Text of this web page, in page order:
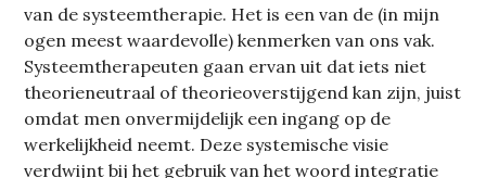
van de systeemtherapie. Het is een van de (in mijn
ogen meest waardevolle) kenmerken van ons vak.
Systeemtherapeuten gaan ervan uit dat iets niet
theorieneutraal of theorieoverstijgend kan zijn, juist
omdat men onvermijdelijk een ingang op de
werkelijkheid neemt. Deze systemische visie
verdwijnt bij het gebruik van het woord integratie